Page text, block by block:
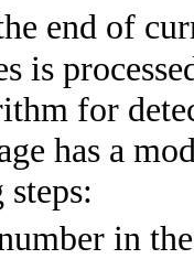
end of
is
for
has a
in